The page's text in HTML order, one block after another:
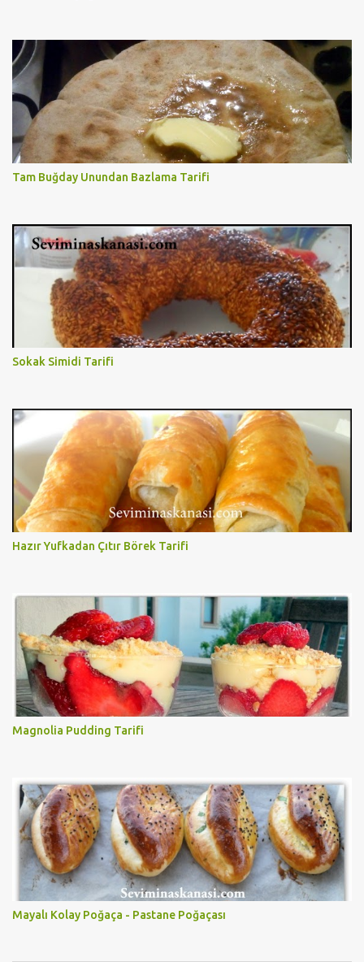
Tam Buğday Unundan Bazlama Tarifi
Sokak Simidi Tarifi
Hazır Yufkadan Çıtır Börek Tarifi
Magnolia Pudding Tarifi
Mayalı Kolay Poğaça - Pastane Poğaçası